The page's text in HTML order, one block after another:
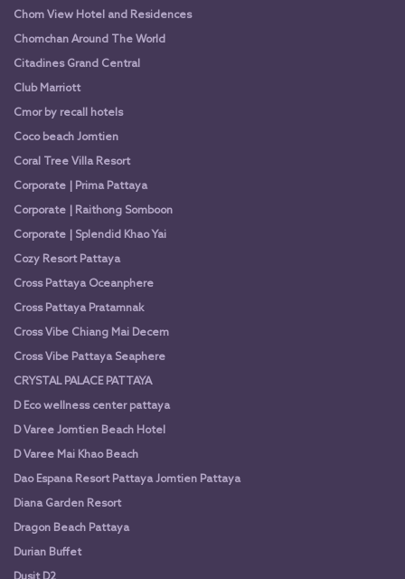
Chom View Hotel and Residences
Chomchan Around The World
Citadines Grand Central
Club Marriott
Cmor by recall hotels
Coco beach Jomtien
Coral Tree Villa Resort
Corporate | Prima Pattaya
Corporate | Raithong Somboon
Corporate | Splendid Khao Yai
Cozy Resort Pattaya
Cross Pattaya Oceanphere
Cross Pattaya Pratamnak
Cross Vibe Chiang Mai Decem
Cross Vibe Pattaya Seaphere
CRYSTAL PALACE PATTAYA
D Eco wellness center pattaya
D Varee Jomtien Beach Hotel
D Varee Mai Khao Beach
Dao Espana Resort Pattaya Jomtien Pattaya
Diana Garden Resort
Dragon Beach Pattaya
Durian Buffet